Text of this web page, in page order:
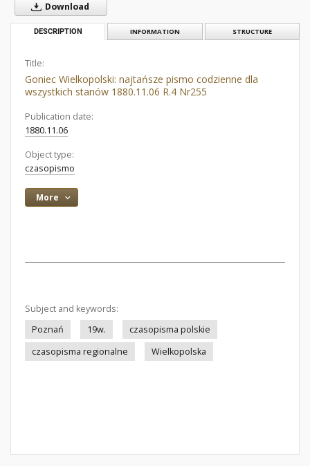
Download
DESCRIPTION INFORMATION STRUCTURE
Title:
Goniec Wielkopolski: najtańsze pismo codzienne dla
wszystkich stanów 1880.11.06 R.4 Nr255
Publication date:
1880.11.06
Object type:
czasopismo
More
Subject and keywords:
Poznań
19w.
czasopisma polskie
czasopisma regionalne
Wielkopolska